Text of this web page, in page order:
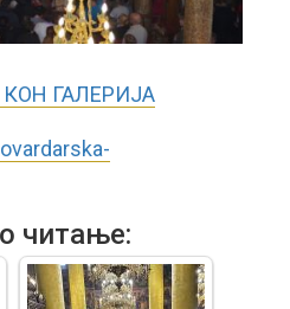
ГАЛЕРИЈА
читање: